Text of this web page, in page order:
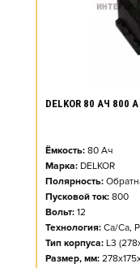
DELKOR 80 АЧ 800
Ёмкость: 80 Ач
Марка: DELKOR
Полярность:
Пусковой ток: 800
Вольт: 12
Технология: Ca/Ca,
Тип корпуса: L3
Размер, мм: